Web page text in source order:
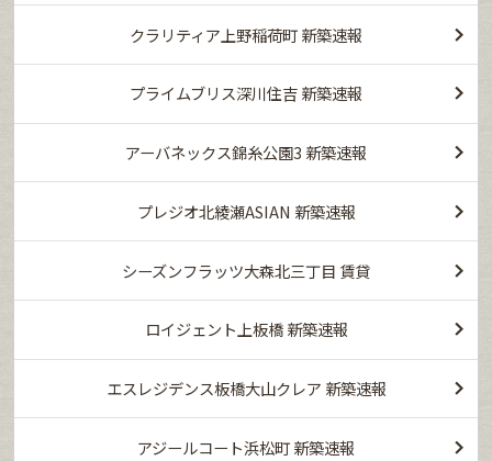
クラリティア上野稲荷町 新築速報
プライムブリス深川住吉 新築速報
アーバネックス錦糸公園3 新築速報
プレジオ北綾瀬ASIAN 新築速報
シーズンフラッツ大森北三丁目 賃貸
ロイジェント上板橋 新築速報
エスレジデンス板橋大山クレア 新築速報
アジールコート浜松町 新築速報